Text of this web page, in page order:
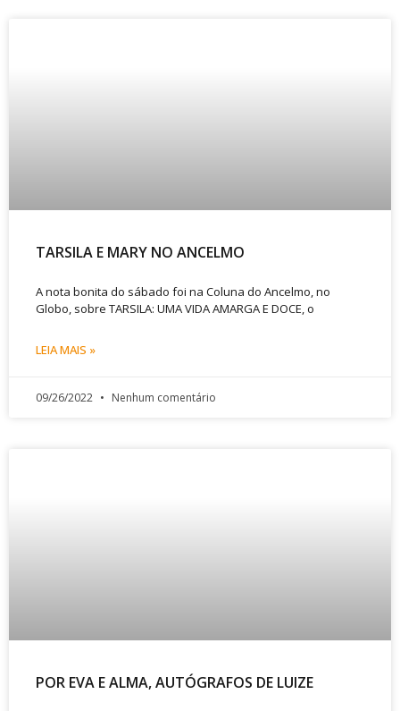
TARSILA E MARY NO ANCELMO
A nota bonita do sábado foi na Coluna do Ancelmo, no
Globo, sobre TARSILA: UMA VIDA AMARGA E DOCE, o
LEIA MAIS »
09/26/2022 Nenhum comentário
POR EVA E ALMA, AUTÓGRAFOS DE LUIZE